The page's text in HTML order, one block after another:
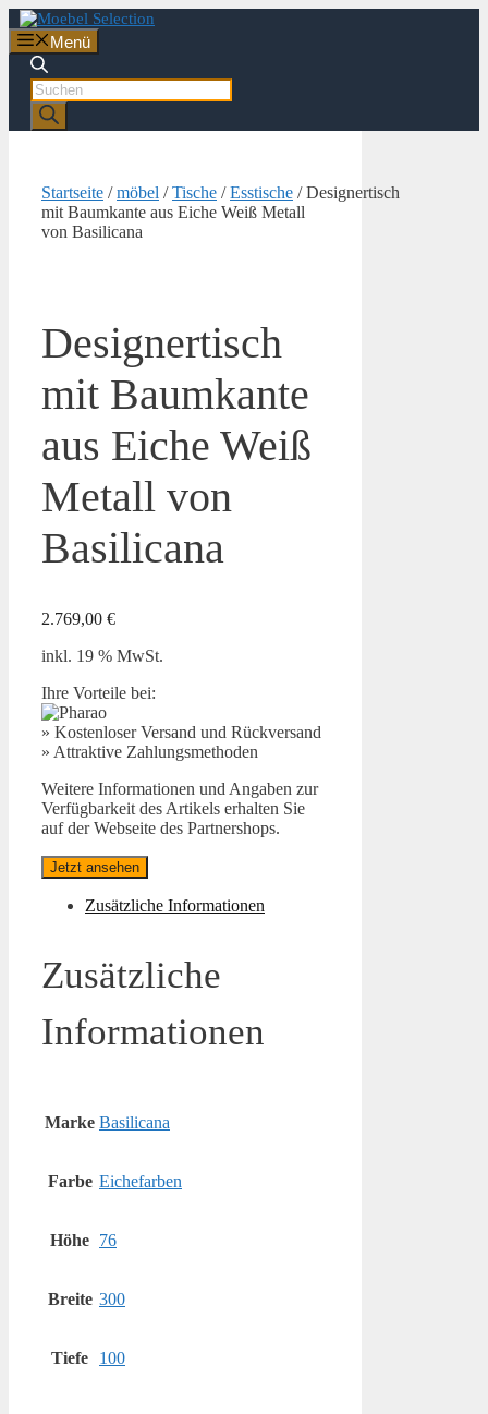
Zum
Inhalt
springen
Menü
Products
search
Startseite /möbel /Tische /Esstische / Designertisch
mit Baumkante aus Eiche Weiß Metall
von Basilicana
Designertisch
mit Baumkante
aus Eiche Weiß
Metall von
Basilicana
2.769,00 €
inkl. 19 % MwSt.
Ihre Vorteile bei:
» Kostenloser Versand und Rückversand
» Attraktive Zahlungsmethoden
Weitere Informationen und Angaben zur
Verfügbarkeit des Artikels erhalten Sie
auf der Webseite des Partnershops.
Jetzt ansehen
Zusätzliche Informationen
Zusätzliche
Informationen
Marke Basilicana
Farbe Eichefarben
Höhe 76
Breite 300
Tiefe 100